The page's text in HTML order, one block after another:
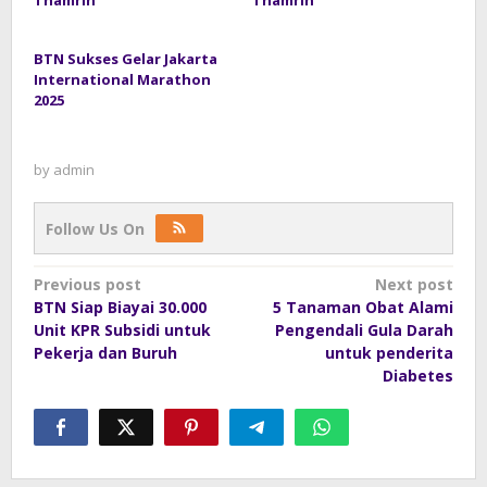
BTN Sukses Gelar Jakarta
International Marathon
2025
by admin
Follow Us On
Post
navigation
Previous post
BTN Siap Biayai 30.000
Unit KPR Subsidi untuk
Pekerja dan Buruh
Next post
5 Tanaman Obat Alami
Pengendali Gula Darah
untuk penderita
Diabetes